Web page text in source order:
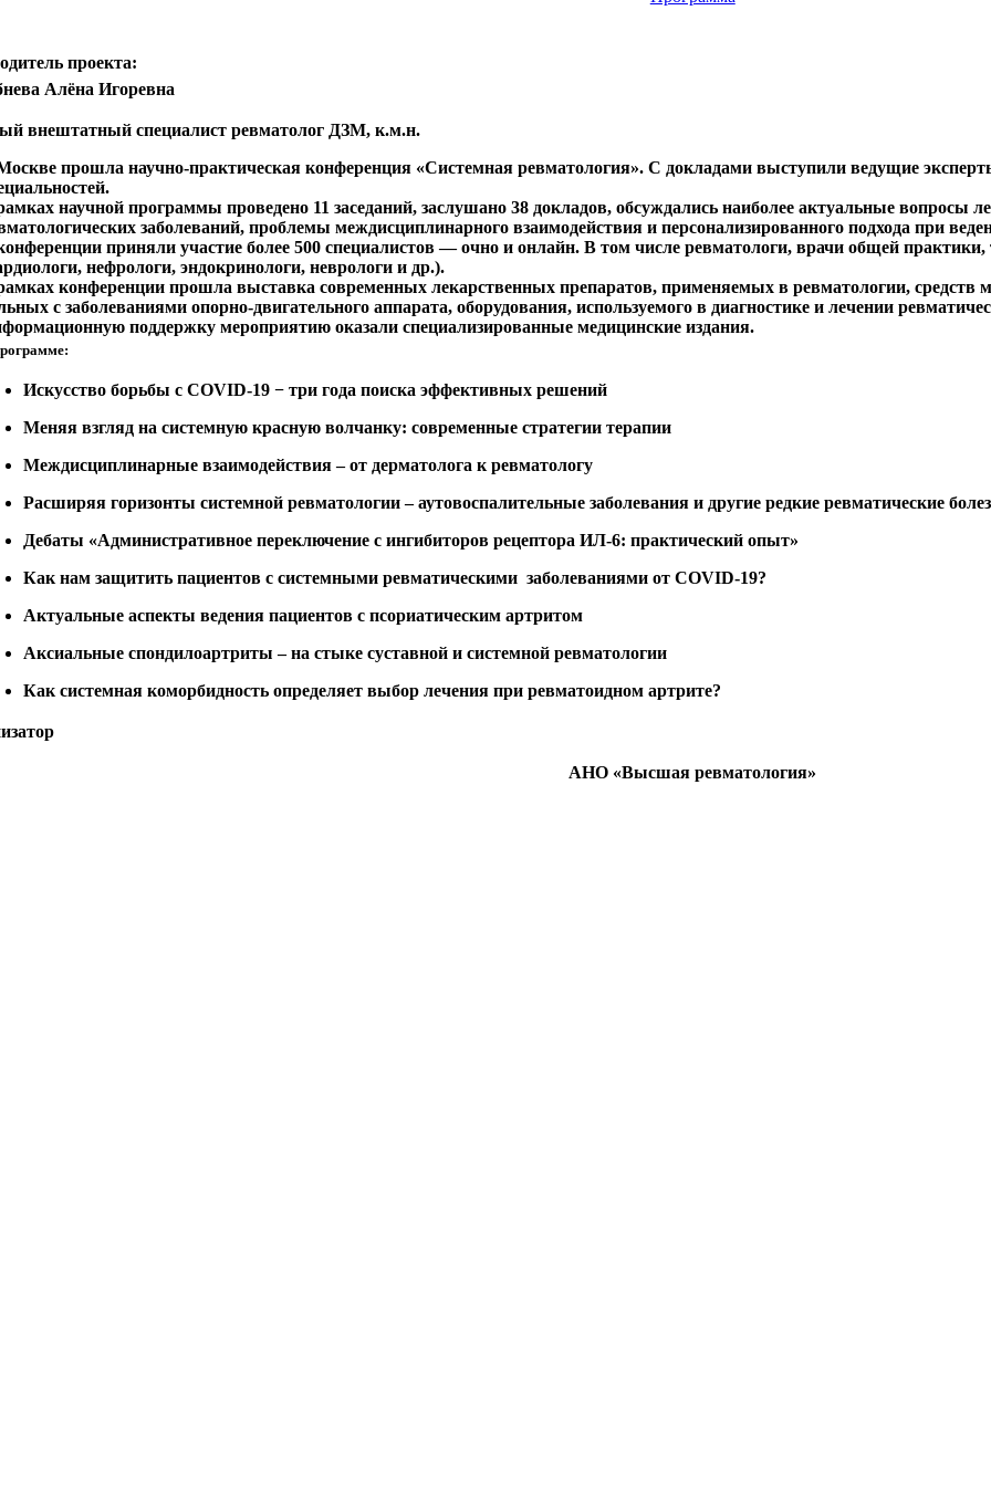
проекта:
Алёна Игоревна
внештатный специалист ревматолог ДЗМ, к.м.н.
прошла научно-практическая конференция «Системная ревматология». С докладами выступили ведущие
научной программы проведено 11 заседаний, заслушано 38 докладов, обсуждались наиболее актуальные вопросы
заболеваний, проблемы междисциплинарного взаимодействия и персонализированного подхода при
приняли участие более 500 специалистов — очно и онлайн. В том числе ревматологи, врачи общей
нефрологи, эндокринологи, неврологи и др.).
конференции прошла выставка современных лекарственных препаратов, применяемых в ревматологии, средств
с заболеваниями опорно-двигательного аппарата, оборудования, используемого в диагностике и лечении
поддержку мероприятию оказали специализированные медицинские издания.
Искусство борьбы с COVID-19 − три года поиска эффективных решений
Меняя взгляд на системную красную волчанку: современные стратегии терапии
Междисциплинарные взаимодействия – от дерматолога к ревматологу
Расширяя горизонты системной ревматологии – аутовоспалительные заболевания и другие редкие ревматические
Дебаты «Административное переключение с ингибиторов рецептора ИЛ-6: практический опыт»
Как нам защитить пациентов с системными ревматическими заболеваниями от COVID-19?
Актуальные аспекты ведения пациентов с псориатическим артритом​​​​​​​
Аксиальные спондилоартриты – на стыке суставной и системной ревматологии
Как системная коморбидность определяет выбор лечения при ревматоидном артрите?
АНО «Высшая ревматология»